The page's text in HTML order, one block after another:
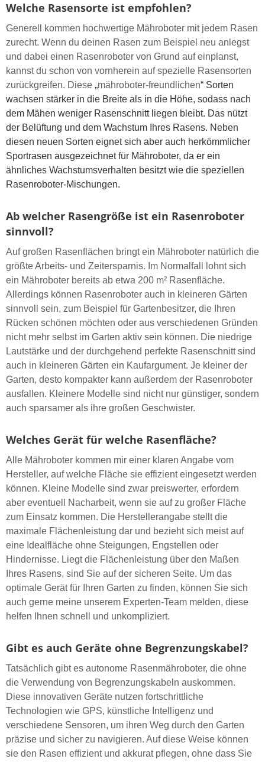
Welche Rasensorte ist empfohlen?
Generell kommen hochwertige Mähroboter mit jedem Rasen
zurecht. Wenn du deinen Rasen zum Beispiel neu anlegst
und dabei einen Rasenroboter von Grund auf einplanst,
kannst du schon von vornherein auf spezielle Rasensorten
zurückgreifen. Diese „mähroboter-freundlichen“ Sorten
wachsen stärker in die Breite als in die Höhe, sodass nach
dem Mähen weniger Rasenschnitt liegen bleibt. Das nützt
der Belüftung und dem Wachstum Ihres Rasens. Neben
diesen neuen Sorten eignet sich aber auch herkömmlicher
Sportrasen ausgezeichnet für Mähroboter, da er ein
ähnliches Wachstumsverhalten besitzt wie die speziellen
Rasenroboter-Mischungen.
Ab welcher Rasengröße ist ein Rasenroboter
sinnvoll?
Auf großen Rasenflächen bringt ein Mähroboter natürlich die
größte Arbeits- und Zeitersparnis. Im Normalfall lohnt sich
ein Mähroboter bereits ab etwa 200 m² Rasenfläche.
Allerdings können Rasenroboter auch in kleineren Gärten
sinnvoll sein, zum Beispiel für Gartenbesitzer, die Ihren
Rücken schönen möchten oder aus verschiedenen Gründen
nicht mehr selbst im Garten aktiv sein können. Die niedrige
Lautstärke und der durchgehend perfekte Rasenschnitt sind
auch in kleineren Gärten ein Kaufargument. Je kleiner der
Garten, desto kompakter kann außerdem der Rasenroboter
ausfallen. Kleinere Modelle sind nicht nur günstiger, sondern
auch sparsamer als ihre großen Geschwister.
Welches Gerät für welche Rasenfläche?
Alle Mähroboter kommen mir einer klaren Angabe vom
Hersteller, auf welche Fläche sie effizient eingesetzt werden
können. Kleine Modelle sind zwar preiswerter, erfordern
aber eventuell Nacharbeit, wenn sie auf zu großer Fläche
zum Einsatz kommen. Die Herstellerangabe stellt die
maximale Flächenleistung dar und bezieht sich meist auf
eine Idealfläche ohne Steigungen, Engstellen oder
Hindernisse. Liegt die Flächenleistung über den Maßen
Ihres Rasens, sind Sie auf der sicheren Seite. Um das
optimale Gerät für Ihren Garten zu finden, können Sie sich
auch gerne meine unserem Experten-Team melden, diese
helfen Ihnen schnell und unkompliziert.
Gibt es auch Geräte ohne Begrenzungskabel?
Tatsächlich gibt es autonome Rasenmähroboter, die ohne
die Verwendung von Begrenzungskabeln auskommen.
Diese innovativen Geräte nutzen fortschrittliche
Technologien wie GPS, künstliche Intelligenz und
verschiedene Sensoren, um ihren Weg durch den Garten
präzise und sicher zu navigieren. Auf diese Weise können
sie den Rasen effizient und akkurat pflegen, ohne dass Sie